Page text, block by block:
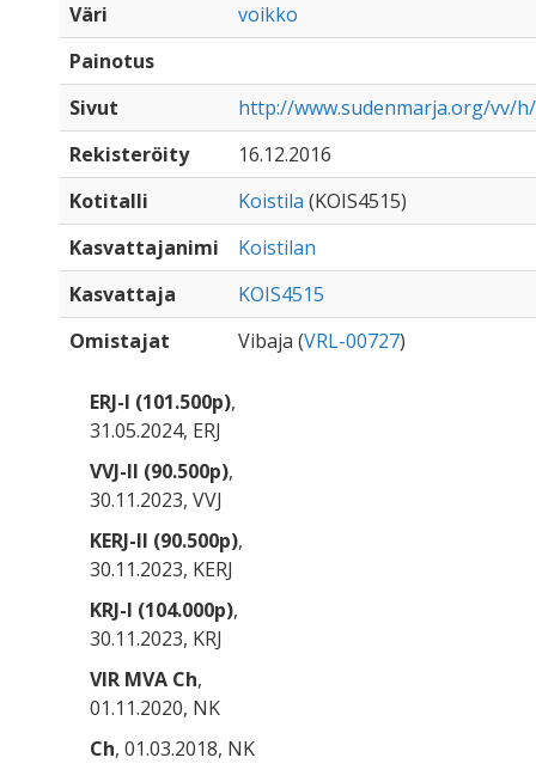
Väri
voikko
Painotus
Sivut
http://www.sudenmarja.org/vv/
Rekisteröity
16.12.2016
Kotitalli
Koistila (KOIS4515)
Kasvattajanimi
Koistilan
Kasvattaja
KOIS4515
Omistajat
Vibaja (VRL-00727)
ERJ-I (101.500p),
31.05.2024, ERJ
VVJ-II (90.500p),
30.11.2023, VVJ
KERJ-II (90.500p),
30.11.2023, KERJ
KRJ-I (104.000p),
30.11.2023, KRJ
VIR MVA Ch,
01.11.2020, NK
Ch, 01.03.2018, NK